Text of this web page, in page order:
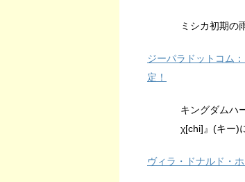
ミシカ初期の
ジーパラドットコム
定！
キングダムハ
χ[chi]』(キー)
ヴィラ・ドナルド・